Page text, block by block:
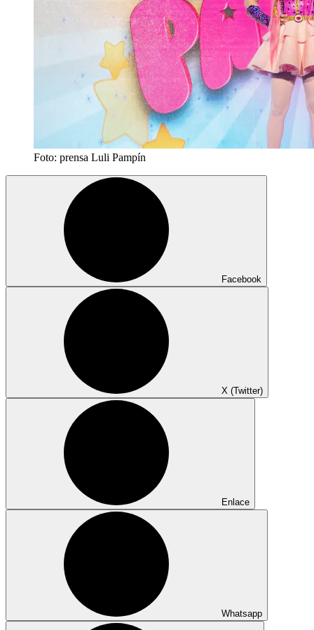
Foto: prensa Luli Pampín
Facebook
X (Twitter)
Enlace
Whatsapp